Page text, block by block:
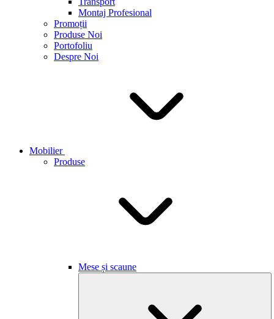
Montaj Profesional
Promoții
Produse Noi
Portofoliu
Despre Noi
Mobilier
Produse
Mese și scaune